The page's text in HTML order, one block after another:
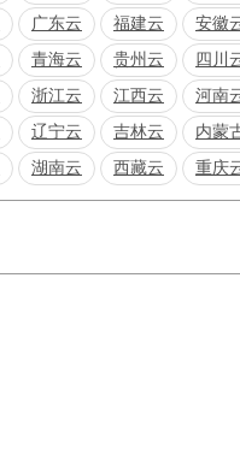
广东云 福建云
安徽
青海云 贵州云
四川
浙江云 江西云
河南
辽宁云 吉林云
内蒙
湖南云 西藏云 重庆